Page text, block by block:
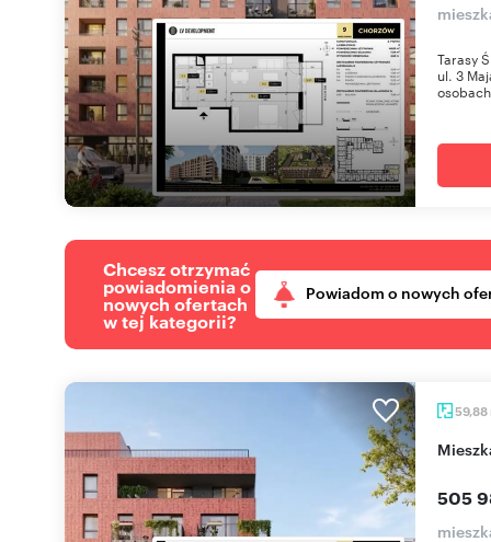
Tarasy
ul. 3
Chcesz otrzymać
powiadomienia o
nowych ofertach
w tej kategorii?
Powiadom o nowych
59,88
505